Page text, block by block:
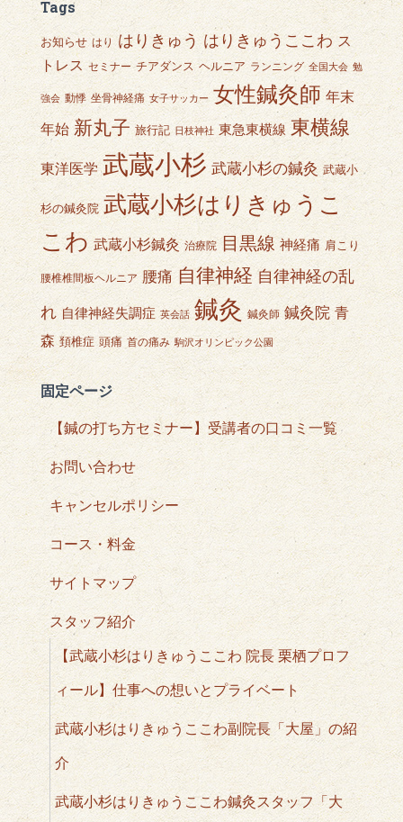
Tags
お知らせ はり はりきゅう はりきゅうここわ ス
トレス セミナー チアダンス ヘルニア ランニング 全国大会 勉
強会 動悸 坐骨神経痛 女子サッカー 女性鍼灸師 年末
年始 新丸子 旅行記 日枝神社 東急東横線 東横線
東洋医学 武蔵小杉 武蔵小杉の鍼灸 武蔵小
杉の鍼灸院 武蔵小杉はりきゅうこ
こわ 武蔵小杉鍼灸 治療院 目黒線 神経痛 肩こり
腰椎椎間板ヘルニア 腰痛 自律神経 自律神経の乱
れ 自律神経失調症 英会話 鍼灸 鍼灸師 鍼灸院 青
森 頚椎症 頭痛 首の痛み 駒沢オリンピック公園
固定ページ
【鍼の打ち方セミナー】受講者の口コミ一覧
お問い合わせ
キャンセルポリシー
コース・料金
サイトマップ
スタッフ紹介
【武蔵小杉はりきゅうここわ 院長 栗栖プロフ
ィール】仕事への想いとプライベート
武蔵小杉はりきゅうここわ副院長「大屋」の紹
介
武蔵小杉はりきゅうここわ鍼灸スタッフ「大